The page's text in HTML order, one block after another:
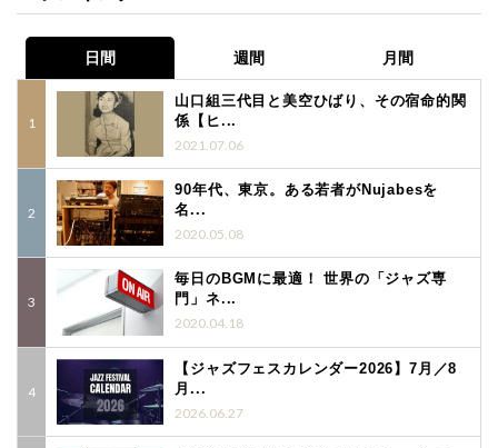
日間 週間 月間
山口組三代目と美空ひばり、その宿命的関
係【ヒ...
2021.07.06
90年代、東京。ある若者がNujabesを
名...
2020.05.08
毎日のBGMに最適！ 世界の「ジャズ専
門」ネ...
2020.04.18
【ジャズフェスカレンダー2026】7月／8
月...
2026.06.27